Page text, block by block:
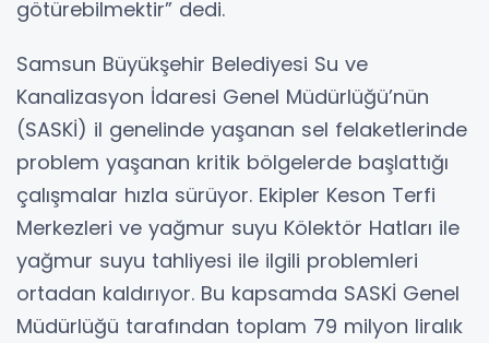
götürebilmektir” dedi.
Samsun Büyükşehir Belediyesi Su ve
Kanalizasyon İdaresi Genel Müdürlüğü’nün
(SASKİ) il genelinde yaşanan sel felaketlerinde
problem yaşanan kritik bölgelerde başlattığı
çalışmalar hızla sürüyor. Ekipler Keson Terfi
Merkezleri ve yağmur suyu Kölektör Hatları ile
yağmur suyu tahliyesi ile ilgili problemleri
ortadan kaldırıyor. Bu kapsamda SASKİ Genel
Müdürlüğü tarafından toplam 79 milyon liralık